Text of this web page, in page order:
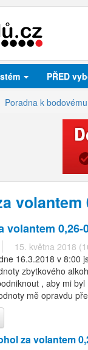
PŘED
Poradna k
volantem
volantem 0,26-
15. května 2018
16.3.2018 v 8:00
zbytkového
, aby mi
mě opravdu
za volantem